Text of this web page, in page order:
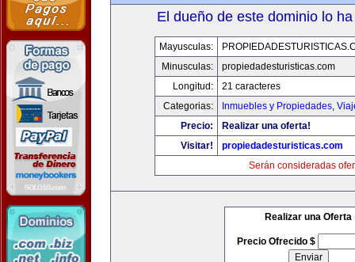
El dueño de este dominio lo
Mayusculas:
Minusculas:
propiedadesturisticas.com
Longitud:
21 caracteres
Categorias:
Inmuebles y Propiedades,
Precio:
Realizar una oferta!
Visitar!
propiedadesturisticas.com
Serán consideradas
Realizar una Oferta
Precio Ofrecido $